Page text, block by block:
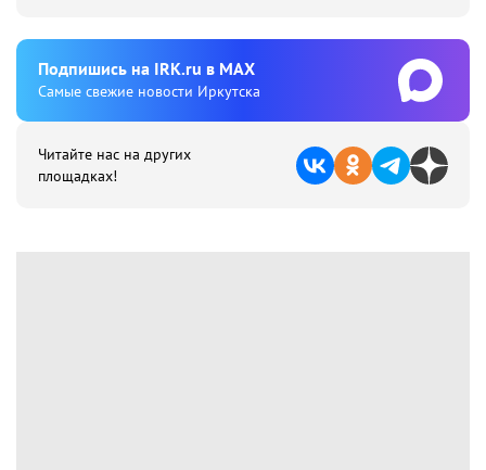
Подпишиcь на IRK.ru в MAX
Cамые свежие новости Иркутска
Читайте нас на других
площадках!